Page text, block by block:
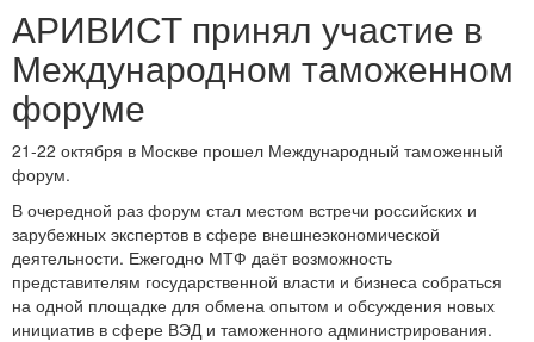
АРИВИСТ принял участие в
Международном таможенном
форуме
21-22 октября в Москве прошел Международный таможенный
форум.
В очередной раз форум стал местом встречи российских и
зарубежных экспертов в сфере внешнеэкономической
деятельности. Ежегодно МТФ даёт возможность
представителям государственной власти и бизнеса собраться
на одной площадке для обмена опытом и обсуждения новых
инициатив в сфере ВЭД и таможенного администрирования.